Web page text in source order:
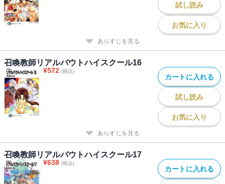
試し読み
お気に入り
あらすじを見る
召喚教師リアルバウトハイスクール16
¥572 (税込)
カートに入れる
試し読み
お気に入り
あらすじを見る
召喚教師リアルバウトハイスクール17
¥638 (税込)
カートに入れる